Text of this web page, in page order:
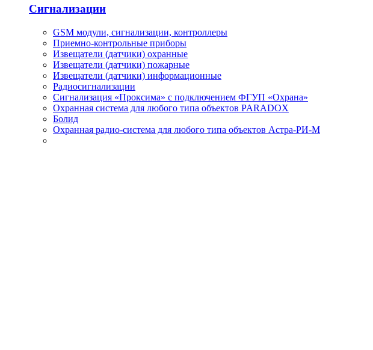
Сигнализации
GSM модули, сигнализации, контроллеры
Приемно-контрольные приборы
Извещатели (датчики) охранные
Извещатели (датчики) пожарные
Извещатели (датчики) информационные
Радиосигнализации
Сигнализация «Проксима» с подключением ФГУП «Охрана»
Охранная система для любого типа объектов PARADOX
Болид
Охранная радио-система для любого типа объектов Астра-РИ-М